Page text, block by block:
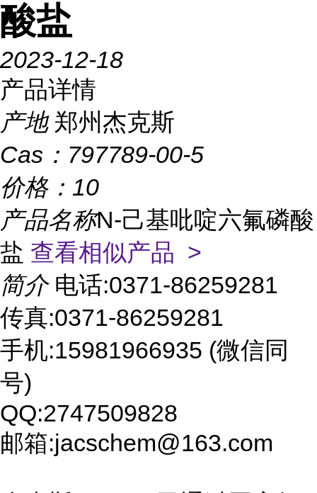
酸盐
2023-12-18
产品详情
产地 郑州杰克斯
Cas： 797789-00-5
价格： 10
产品名称N-己基吡啶六氟磷酸
盐 查看相似产品 >
简介 电话:0371-86259281
传真:0371-86259281
手机:15981966935 (微信同
号)
QQ:2747509828
邮箱:jacschem@163.com